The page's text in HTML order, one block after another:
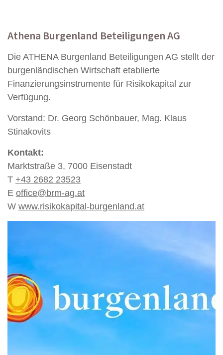
Athena Burgenland Beteiligungen AG
Die ATHENA Burgenland Beteiligungen AG stellt der
burgenländischen Wirtschaft etablierte
Finanzierungsinstrumente für Risikokapital zur
Verfügung.
Vorstand: Dr. Georg Schönbauer, Mag. Klaus
Stinakovits
Kontakt:
Marktstraße 3, 7000 Eisenstadt
T +43 2682 23523
E office@brm-ag.at
W www.risikokapital-burgenland.at